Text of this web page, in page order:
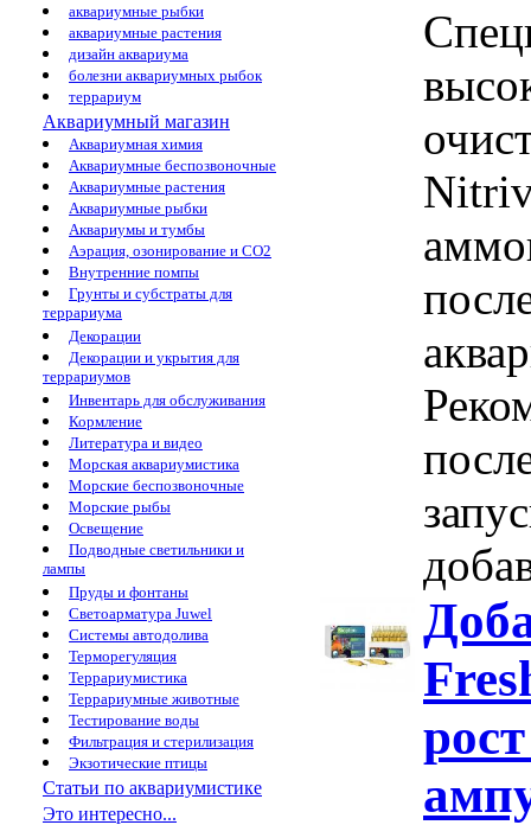
аквариумные рыбки
аквариумные растения
дизайн аквариума
болезни аквариумных рыбок
террариум
Аквариумный магазин
Аквариумная химия
Аквариумные беспозвоночные
Аквариумные растения
Аквариумные рыбки
Аквариумы и тумбы
Аэрация, озонирование и CO2
Внутренние помпы
Грунты и субстраты для
террариума
Декорации
Декорации и укрытия для
террариумов
Инвентарь для обслуживания
Кормление
Литература и видео
Морская аквариумистика
Морские беспозвоночные
Морские рыбы
Освещение
Подводные светильники и
лампы
Пруды и фонтаны
Светоарматура Juwel
Системы автодолива
Терморегуляция
Террариумистика
Террариумные животные
Тестирование воды
Фильтрация и стерилизация
Экзотические птицы
Статьи по аквариумистике
Это интересно...